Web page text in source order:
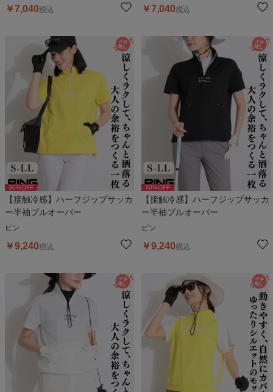
￥7,040税込 ￥7,040税込
30%OFF
【接触冷感】ハーフジップサッカ
ー半袖プルオーバー
ピン
￥9,240税込
30%OFF
【接触冷感】ハーフジップサッカ
ー半袖プルオーバー
ピン
￥9,240税込